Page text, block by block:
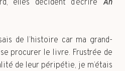
elles décident d’écrire An
de l’histoire car ma grand-
procurer le livre. Frustrée de
de leur péripétie, je m’étais